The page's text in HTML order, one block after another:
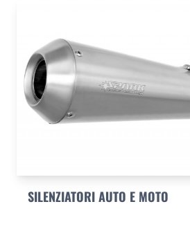
SILENZIATORI AUTO E MOTO